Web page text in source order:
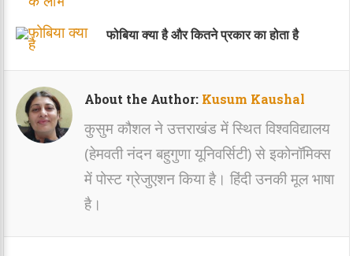
फोबिया क्या है और कितने प्रकार का होता है
About the Author: Kusum Kaushal
कुसुम कौशल ने उत्तराखंड में स्थित विश्वविद्यालय
(हेमवती नंदन बहुगुणा यूनिवर्सिटी) से इकोनॉमिक्स
में पोस्ट ग्रेजुएशन किया है। हिंदी उनकी मूल भाषा
है।